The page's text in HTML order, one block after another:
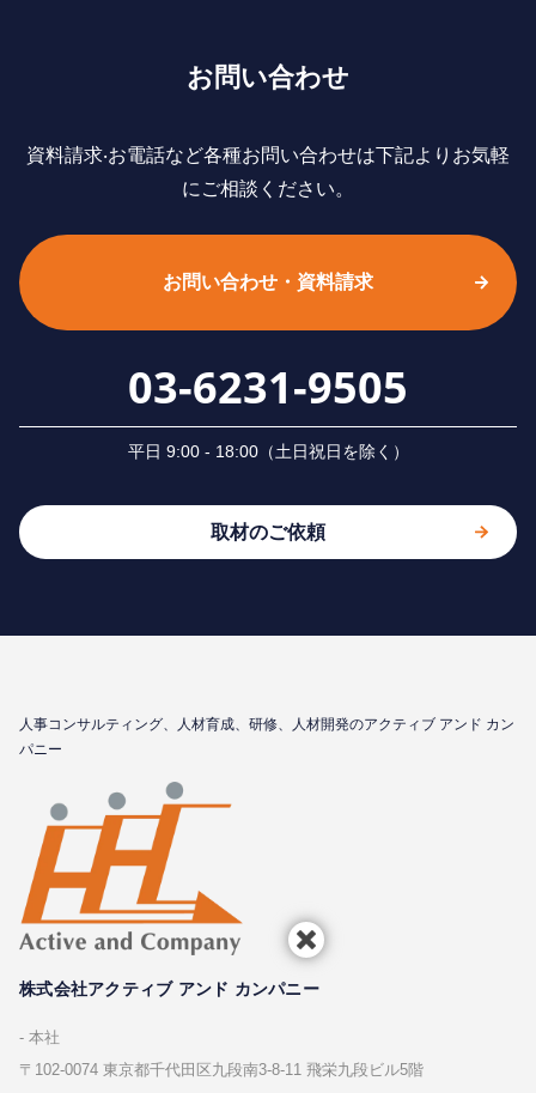
お問い合わせ
資料請求‧お電話など各種お問い合わせは下記よりお気軽
にご相談ください。
お問い合わせ・資料請求
03-6231-9505
平⽇ 9:00 - 18:00（⼟⽇祝⽇を除く）
取材のご依頼
⼈事コンサルティング、⼈材育成、研修、⼈材開発のアクティブ アンド カン
パニー
株式会社アクティブ アンド カンパニー
本社
〒102-0074 東京都千代⽥区九段南3-8-11 飛栄九段ビル5階